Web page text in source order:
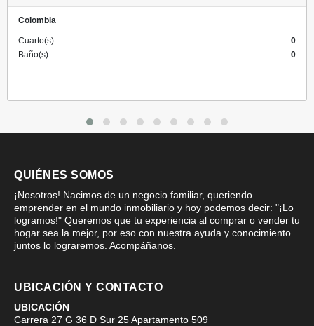
Colombia
Cuarto(s):
0
Baño(s):
0
QUIÉNES SOMOS
¡Nosotros! Nacimos de un negocio familiar, queriendo
emprender en el mundo inmobiliario y hoy podemos decir: "¡Lo
logramos!" Queremos que tu experiencia al comprar o vender tu
hogar sea la mejor, por eso con nuestra ayuda y conocimiento
juntos lo lograremos. Acompáñanos.
UBICACIÓN Y CONTACTO
UBICACIÓN
Carrera 27 G 36 D Sur 25 Apartamento 509